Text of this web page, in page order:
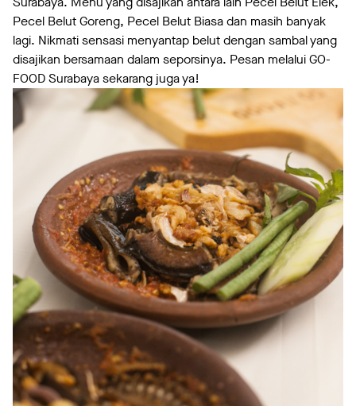
Pecel Belut Goreng, Pecel Belut Biasa dan masih banyak
lagi. Nikmati sensasi menyantap belut dengan sambal yang
disajikan bersamaan dalam seporsinya. Pesan melalui GO-
FOOD Surabaya sekarang juga ya!